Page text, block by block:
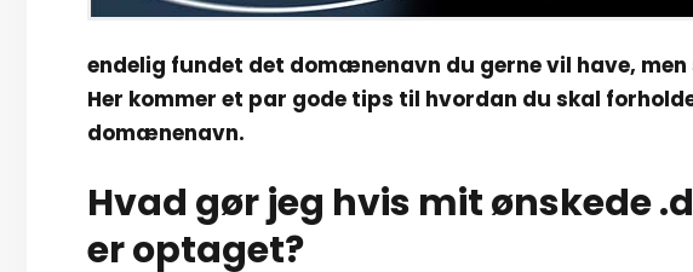
endelig fundet det domænenavn du gerne vil have,
Her kommer et par gode tips til hvordan du skal
domænenavn.
Hvad gør jeg hvis mit ønskede
er optaget?